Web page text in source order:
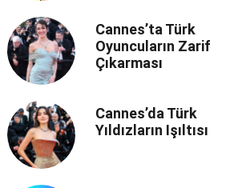
Cannes’ta Türk
Oyuncuların Zarif
Çıkarması
Cannes’da Türk
Yıldızların Işıltısı